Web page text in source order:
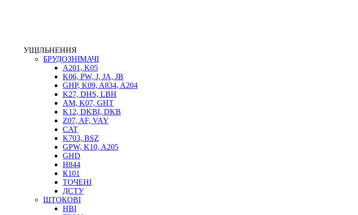
ЛЕБІДКИ
ВТУЛКИ
УЩІЛЬНЕННЯ
БРУДОЗНІМАЧІ
A201, K05
K06, PW, J, JA, JB
GHP, K09, A834, A204
K27, DHS, LBH
AM, K07, GHT
K12, DKBI, DKB
Z07, AF, VAY
CAT
K703, BSZ
GPW, K10, A205
GHD
H844
К101
ТОЧЕНІ
ДСТУ
ШТОКОВІ
HBI